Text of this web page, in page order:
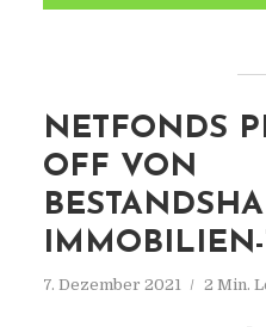
NETFONDS
OFF VON
IMMOBILIEN-
7. Dezember 2021 2 Min.